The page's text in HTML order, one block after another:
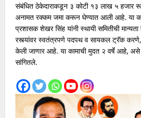
संबंधित ठेकेदाराकडून ३ कोटी १३ लाख ५ हजार
अनामत रक्कम जमा करून घेण्यात आली आहे. या
प्रशासक शेखर सिंह यांनी स्थायी समितीची
रस्त्यांवर स्वतंत्रपणे पदपथ व सायकल ट्रॅक
केली जाणार आहे. या कामाची मुदत २ वर्षे आहे, असे
सांगितले.